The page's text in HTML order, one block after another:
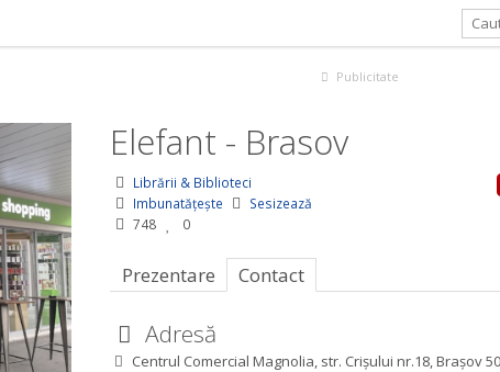
Publicitate
Elefant - Brasov
Librării & Biblioteci
Imbunatățește
Sesizează
748
0
Prezentare Contact
Adresă
Centrul Comercial Magnolia, str. Crișului nr.18, Brașov